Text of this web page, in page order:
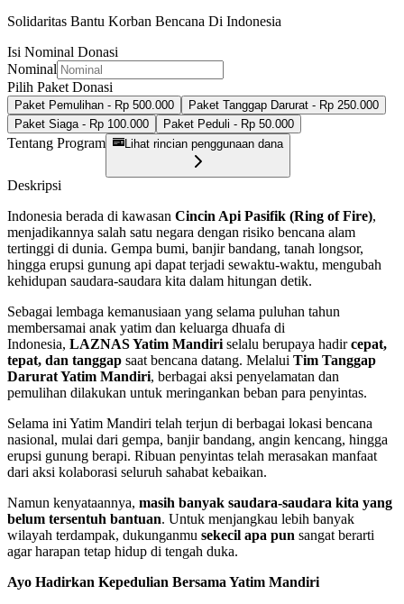
Solidaritas Bantu Korban Bencana Di Indonesia
Isi Nominal Donasi
Nominal
Pilih Paket Donasi
Paket Pemulihan - Rp 500.000
Paket Tanggap Darurat - Rp 250.000
Paket Siaga - Rp 100.000
Paket Peduli - Rp 50.000
Tentang Program Lihat rincian penggunaan dana
Deskripsi
Indonesia berada di kawasan Cincin Api Pasifik (Ring of Fire),
menjadikannya salah satu negara dengan risiko bencana alam
tertinggi di dunia. Gempa bumi, banjir bandang, tanah longsor,
hingga erupsi gunung api dapat terjadi sewaktu-waktu, mengubah
kehidupan saudara-saudara kita dalam hitungan detik.
Sebagai lembaga kemanusiaan yang selama puluhan tahun
membersamai anak yatim dan keluarga dhuafa di
Indonesia, LAZNAS Yatim Mandiri selalu berupaya hadircepat,
tepat, dan tanggap saat bencana datang. Melalui Tim Tanggap
Darurat Yatim Mandiri, berbagai aksi penyelamatan dan
pemulihan dilakukan untuk meringankan beban para penyintas.
Selama ini Yatim Mandiri telah terjun di berbagai lokasi bencana
nasional, mulai dari gempa, banjir bandang, angin kencang, hingga
erupsi gunung berapi. Ribuan penyintas telah merasakan manfaat
dari aksi kolaborasi seluruh sahabat kebaikan.
Namun kenyataannya, masih banyak saudara-saudara kita yang
belum tersentuh bantuan. Untuk menjangkau lebih banyak
wilayah terdampak, dukunganmu sekecil apa pun sangat berarti
agar harapan tetap hidup di tengah duka.
Ayo Hadirkan Kepedulian Bersama Yatim Mandiri